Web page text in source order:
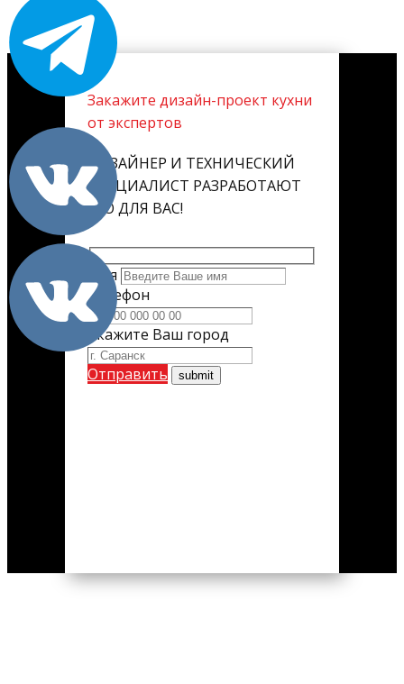
Закажите дизайн-проект кухни
от экспертов
ДИЗАЙНЕР И ТЕХНИЧЕСКИЙ
СПЕЦИАЛИСТ РАЗРАБОТАЮТ
ЕГО ДЛЯ ВАС!
Имя
Телефон
Укажите Ваш город
Отправить